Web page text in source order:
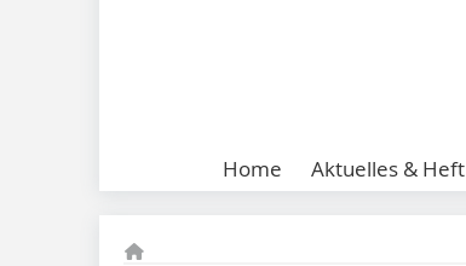
Home Aktuelles & Heft